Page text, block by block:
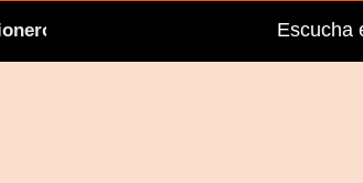
extranjeros, entre ellos variosEscucha